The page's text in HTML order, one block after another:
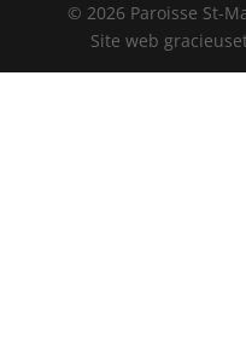
© 2026 Paroisse St-
Site web